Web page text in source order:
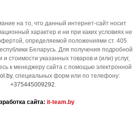
на то, что данный интернет-сайт носит
характер и ни при каких условиях не
определяемой положениями ст. 405
Беларусь. Для получения подробной
стоимости указанных товаров и (или) услуг,
к менеджеру сайта с помощью электронной
, специальных форм или по телефону:
+375445009292.
сайта: it-team.by